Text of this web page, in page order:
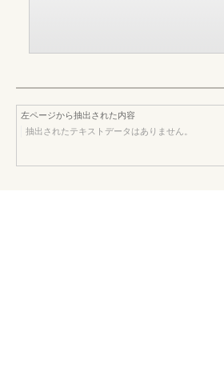
左ページから抽出された内容
抽出されたテキストデータはありません。